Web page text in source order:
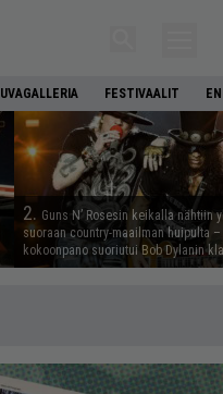
FESTIVAALIT
2. Guns N’ Rosesin keikalla nähtiin
suoraan country-maailman huipulta
kokoonpano suoriutui Bob Dylanin